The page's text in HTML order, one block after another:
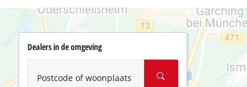
Dealers in de omgeving
Postcode of woonplaats